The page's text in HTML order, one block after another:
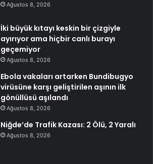
Ağustos 8, 2026
İki büyük kıtayı keskin bir çizgiyle
ayırıyor ama hiçbir canlı burayı
geçemiyor
Ağustos 8, 2026
Ebola vakaları artarken Bundibugyo
virüsüne karşı geliştirilen aşının ilk
gönüllüsü aşılandı
Ağustos 8, 2026
Niğde’de Trafik Kazası: 2 Ölü, 2 Yaralı
Ağustos 8, 2026